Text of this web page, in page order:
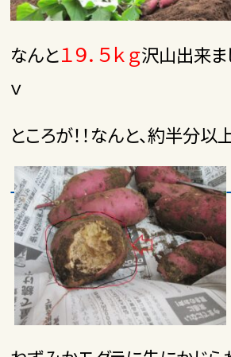
なんと１９．５ｋｇ沢山出来
ｖ
ところが！！なんと、約半分以上